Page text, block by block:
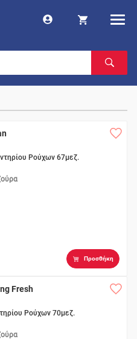
Ρούχων 67μεζ.
Προσθήκη
Fresh
Ρούχων 70μεζ.